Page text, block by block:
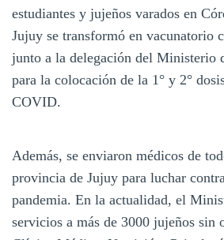
estudiantes y jujeños varados en
Jujuy se transformó en vacunatorio
junto a la delegación del Ministerio
para la colocación de la 1° y 2°
COVID.
Además, se enviaron médicos de
provincia de Jujuy para luchar
pandemia. En la actualidad, el
servicios a más de 3000 jujeños sin